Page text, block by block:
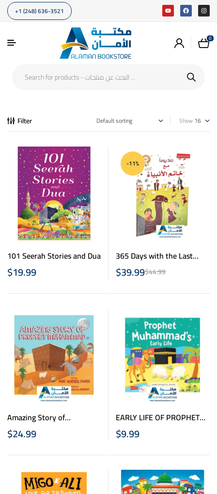
+1 (248) 636-3521
0
Filter Show
101 Seerah Stories and Dua
$19.99
-11%
365 Days with the Last
Prophet – 365 يوما مع خاتم
الانبياء
$44.99
$39.99
Amazing Story of
Muhammad
$24.99
EARLY LIFE OF PROPHET
MUHAMMAD BOARD BOOK
$9.99